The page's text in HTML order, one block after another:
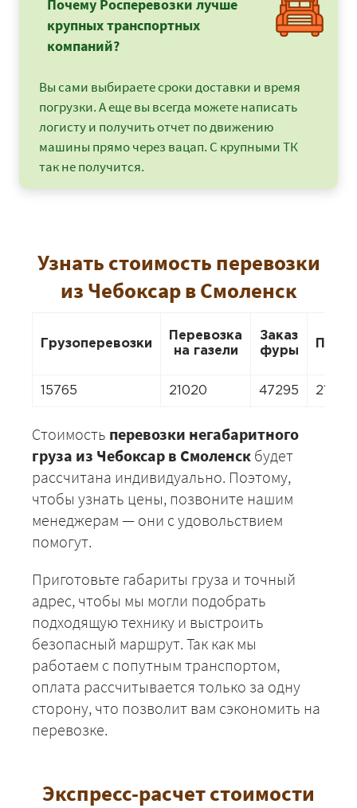
Почему Росперевозки лучше
крупных транспортных
компаний?
Вы сами выбираете сроки доставки и время
погрузки. А еще вы всегда можете написать
логисту и получить отчет по движению
машины прямо через вацап. С крупными ТК
так не получится.
Узнать стоимость перевозки
из Чебоксар в Смоленск
Грузоперевозки
Перевозка
на газели
Заказ
фуры
15765 21020 47295 21020
Стоимость перевозки негабаритного
груза из Чебоксар в Смоленск будет
рассчитана индивидуально. Поэтому,
чтобы узнать цены, позвоните нашим
менеджерам — они с удовольствием
помогут.
Приготовьте габариты груза и точный
адрес, чтобы мы могли подобрать
подходящую технику и выстроить
безопасный маршрут. Так как мы
работаем с попутным транспортом,
оплата рассчитывается только за одну
сторону, что позволит вам сэкономить на
перевозке.
Экспресс-расчет стоимости